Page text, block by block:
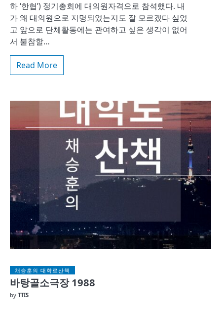
하 ‘한협’) 정기총회에 대의원자격으로 참석했다. 내
가 왜 대의원으로 지명되었는지도 잘 모르겠다 싶었
고 앞으로 단체활동에는 관여하고 싶은 생각이 없어
서 불참할…
Read More
채승훈의 대학로산책
바탕골소극장 1988
by TTIS